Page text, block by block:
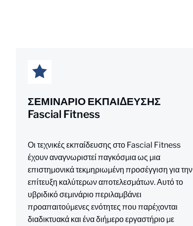
ΣΕΜΙΝΑΡΙΟ ΕΚΠΑΙΔΕΥΣΗΣ
Fascial Fitness
Οι τεχνικές εκπαίδευσης στο Fascial Fitness
έχουν αναγνωριστεί παγκόσμια ως μια
επιστημονικά τεκμηριωμένη προσέγγιση για την
επίτευξη καλύτερων αποτελεσμάτων. Αυτό το
υβριδικό σεμινάριο περιλαμβάνει
προαπαιτούμενες ενότητες που παρέχονται
διαδικτυακά και ένα διήμερο εργαστήριο με